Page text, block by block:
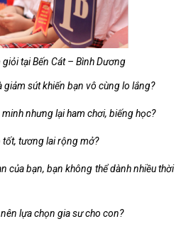
tại Bến Cát – Bình Dương
sút khiến bạn vô cùng lo lắng?
nhưng lại ham chơi, biếng học?
tương lai rộng mở?
của bạn, bạn không thể dành nhiều thời
lựa chọn gia sư cho con?